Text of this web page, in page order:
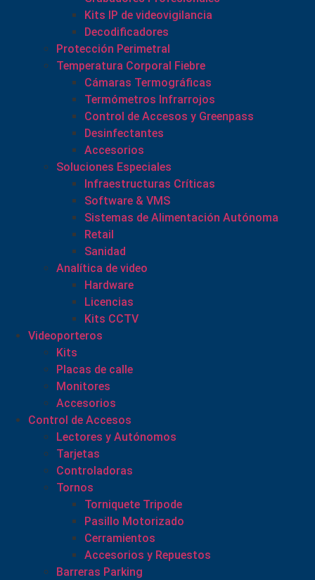
Kits IP de videovigilancia
Decodificadores
Protección Perimetral
Temperatura Corporal Fiebre
Cámaras Termográficas
Termómetros Infrarrojos
Control de Accesos y Greenpass
Desinfectantes
Accesorios
Soluciones Especiales
Infraestructuras Críticas
Software & VMS
Sistemas de Alimentación Autónoma
Retail
Sanidad
Analítica de video
Hardware
Licencias
Kits CCTV
Videoporteros
Kits
Placas de calle
Monitores
Accesorios
Control de Accesos
Lectores y Autónomos
Tarjetas
Controladoras
Tornos
Torniquete Tripode
Pasillo Motorizado
Cerramientos
Accesorios y Repuestos
Barreras Parking